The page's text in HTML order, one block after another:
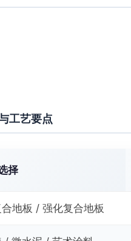
工艺要点
择
地板 / 强化复合地板